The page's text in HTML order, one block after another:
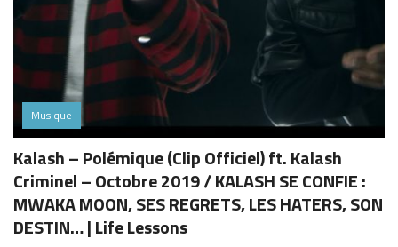
Musique
Kalash – Polémique (Clip Officiel) ft. Kalash
Criminel – Octobre 2019 / KALASH SE CONFIE :
MWAKA MOON, SES REGRETS, LES HATERS, SON
DESTIN… | Life Lessons